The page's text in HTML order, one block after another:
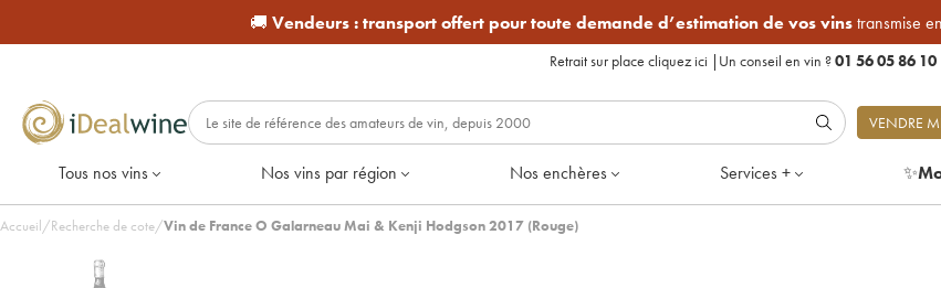
🚚 Vendeurs :transport offert pour toute demande d’estimation de vos vinstransmise
Retrait sur place cliquez ici | Un conseil en vin ?01 56 05 86 10
VENDRE
Tous nos vins Nos vins par région Nos enchères Services + ✨
Accueil/Recherche de cote/Vin de France O Galarneau Mai & Kenji Hodgson 2017 (Rouge)